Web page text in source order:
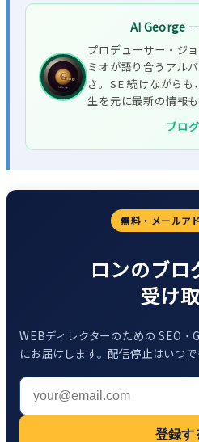
AI George
プロデューサー・ジ
ミオが語り合うアル
さ。SE 続けながらも
生を元に最新の情報
ブロ
無料・メールア
ロンのブロ
受け
WEBディレクターのための SEO・
にお届けします。配信停止はいつで
登録す